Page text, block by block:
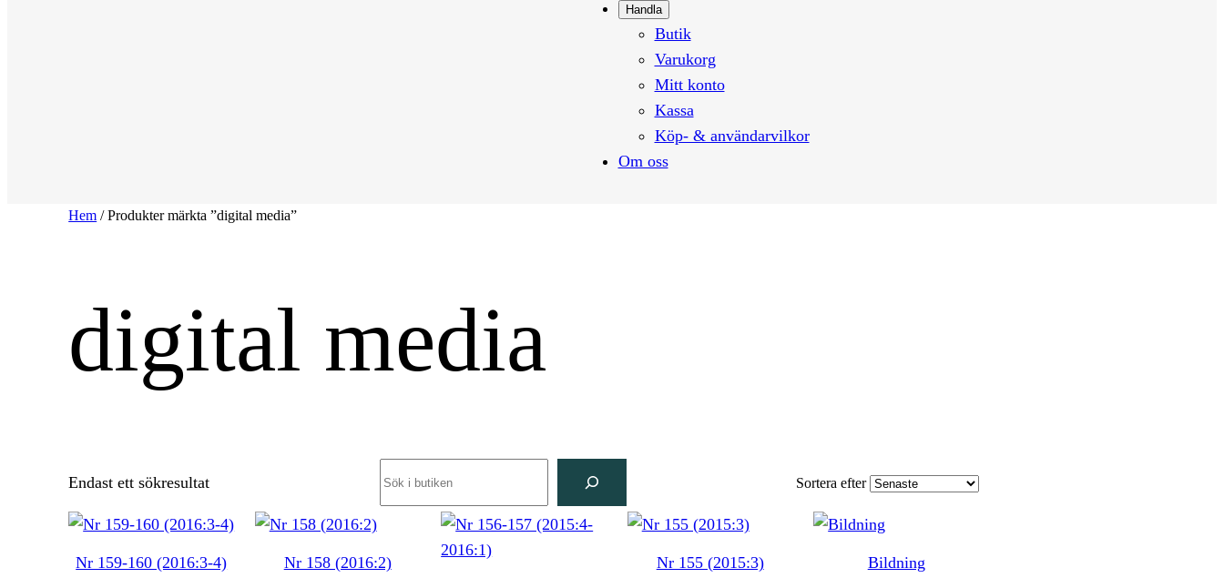
Handla
Butik
Varukorg
Mitt konto
Kassa
Köp- & användarvilkor
Om oss
Hem / Produkter märkta ”digital media”
digital media
Endast ett sökresultat Sortera efter
Nr 159-160 (2016:3-4) Nr 158 (2016:2) Nr 155 (2015:3) Bildning